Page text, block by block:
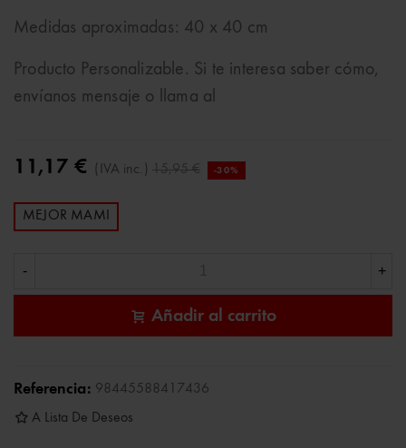
Medidas aproximadas: 40 x 40 cm
Producto Personalizable. Si te interesa saber cómo,
envíanos mensaje o llama al
11,17 € (IVA inc.) 15,95 € -30%
MEJOR MAMI
- +
Añadir al carrito
Referencia: 98445588417436
A Lista De Deseos